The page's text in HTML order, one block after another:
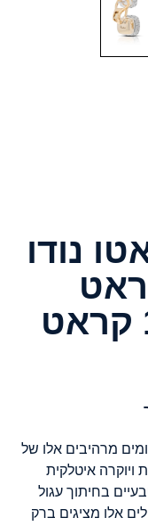
נודו
3.65 קראט
בזהב דו-גוני 18 קראט
מרהיבים אלו של
ויוקרה איטלקית
170 יהלומים טבעיים בחיתוך עגול
3.65 קראט, עגילים אלו מציגים ברק